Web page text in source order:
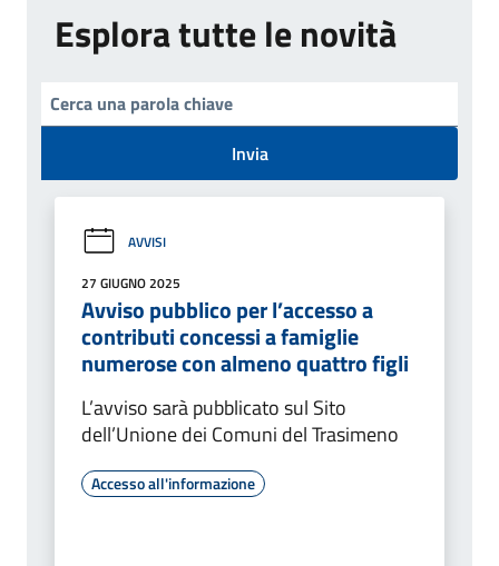
Esplora tutte le novità
Invia
AVVISI
27 GIUGNO 2025
Avviso pubblico per l’accesso a
contributi concessi a famiglie
numerose con almeno quattro figli
L’avviso sarà pubblicato sul Sito
dell’Unione dei Comuni del Trasimeno
Accesso all'informazione